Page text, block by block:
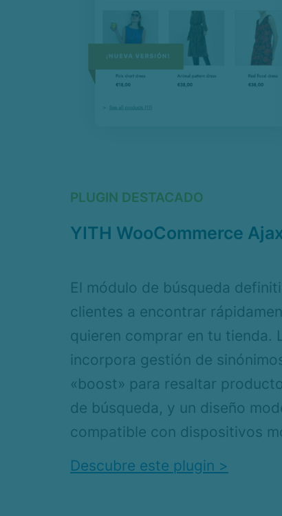
PLUGIN DESTACADO
YITH WooCommerce
El módulo de búsqueda
clientes a encontrar
quieren comprar en tu tienda.
incorpora gestión de
«boost» para resaltar
de búsqueda, y un diseño
compatible con dispositivos
Descubre este plugin >